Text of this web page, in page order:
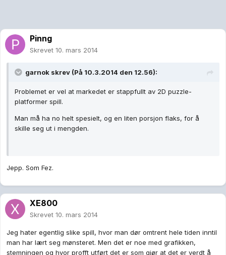
Pinng
Skrevet 10. mars 2014
garnok skrev (På 10.3.2014 den 12.56):
Problemet er vel at markedet er stappfullt av 2D puzzle-
platformer spill.
Man må ha no helt spesielt, og en liten porsjon flaks, for å
skille seg ut i mengden.
Jepp. Som Fez.
XE800
Skrevet 10. mars 2014
Jeg hater egentlig slike spill, hvor man dør omtrent hele tiden inntil
man har lært seg mønsteret. Men det er noe med grafikken,
stemningen og hvor profft utført det er som gjør at det er verdt å